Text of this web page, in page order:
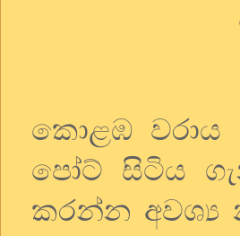
කොළඹ වරාය
පෝට් සිටිය
කරන්න අවශ්‍ය